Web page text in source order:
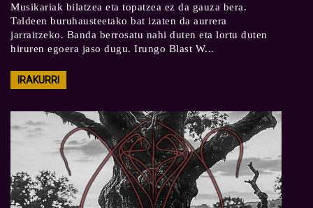
Musikariak bilatzea eta topatzea ez da gauza bera.
Taldeen buruhausteetako bat izaten da aurrera
jarraitzeko. Banda berrosatu nahi duten eta lortu duten
hiruren egoera jaso dugu. Irungo Blast W...
IRAKURRI